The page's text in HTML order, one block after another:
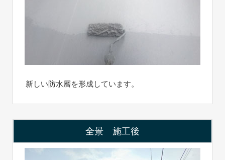
新しい防水層を形成しています。
全景 施工後